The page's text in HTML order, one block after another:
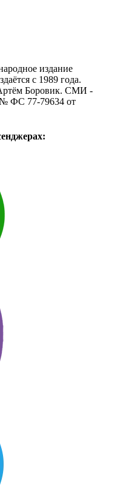
издание
с 1989 года.
Боровик. CМИ -
№ ФС 77-79634 от